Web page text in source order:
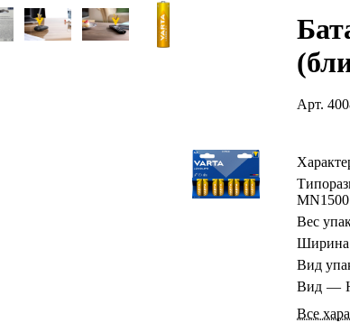
Арт.
Вес
Ширина
Вид
Вид —
Все